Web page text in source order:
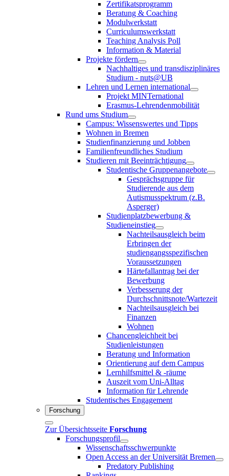
Zertifikatsprogramm
Beratung & Coaching
Modulwerkstatt
Curriculumswerkstatt
Teaching Analysis Poll
Information & Material
Projekte fördern
Nachhaltiges und transdisziplinäres
Studium - nuts@UB
Lehren und Lernen international
Projekt MINTernational
Erasmus-Lehrendenmobilität
Rund ums Studium
Campus: Wissenswertes und Tipps
Wohnen in Bremen
Studienfinanzierung und Jobben
Familienfreundliches Studium
Studieren mit Beeinträchtigung
Studentische Gruppenangebote
Gesprächsgruppe für
Studierende aus dem
Autismusspektrum (z.B.
Asperger)
Studienplatzbewerbung &
Studieneinstieg
Nachteilsausgleich beim
Erbringen der
studiengangsspezifischen
Voraussetzungen
Härtefallantrag bei der
Bewerbung
Verbesserung der
Durchschnittsnote/Wartezeit
Nachteilsausgleich bei
Finanzen
Wohnen
Chancengleichheit bei
Studienleistungen
Beratung und Information
Orientierung auf dem Campus
Lernhilfsmittel & -räume
Auszeit vom Uni-Alltag
Information für Lehrende
Studentisches Engagement
Forschung
Zur Übersichtsseite Forschung
Forschungsprofil
Wissenschaftsschwerpunkte
Open Access an der Universität Bremen
Predatory Publishing